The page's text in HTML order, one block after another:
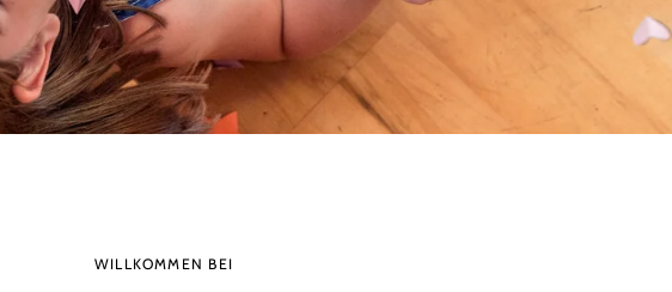
WILLKOMMEN BEI